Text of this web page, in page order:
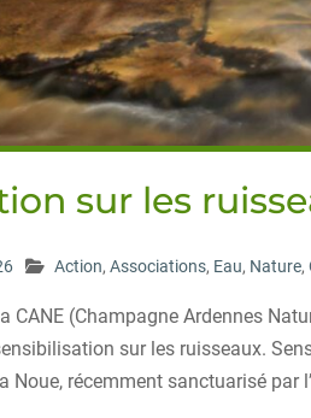
sur les
Action, Associations, Eau, Nature,
CANE (Champagne Ardennes
sur les ruisseaux.
Noue, récemment sanctuarisé par